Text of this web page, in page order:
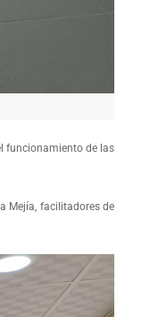
funcionamiento de las
Mejía, facilitadores de